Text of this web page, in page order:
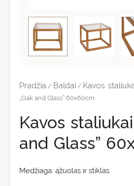
Pradžia / Baldai / Kavos
„Oak and Glass” 60x60cm
Kavos
and Glass”
Medžiaga: ąžuolas ir stiklas